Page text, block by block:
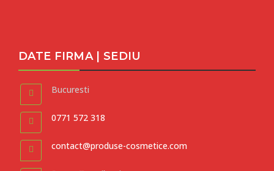
DATE FIRMA | SEDIU
Bucuresti
0771 572 318
contact@produse-cosmetice.com